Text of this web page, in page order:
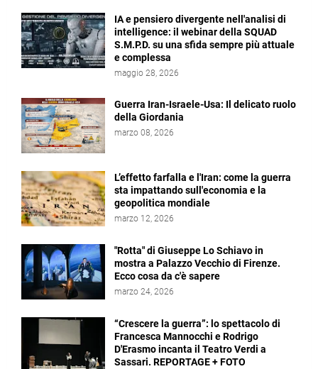
IA e pensiero divergente nell'analisi di
intelligence: il webinar della SQUAD
S.M.P.D. su una sfida sempre più attuale
e complessa
maggio 28, 2026
Guerra Iran-Israele-Usa: Il delicato ruolo
della Giordania
marzo 08, 2026
L’effetto farfalla e l'Iran: come la guerra
sta impattando sull'economia e la
geopolitica mondiale
marzo 12, 2026
"Rotta" di Giuseppe Lo Schiavo in
mostra a Palazzo Vecchio di Firenze.
Ecco cosa da c'è sapere
marzo 24, 2026
“Crescere la guerra”: lo spettacolo di
Francesca Mannocchi e Rodrigo
D'Erasmo incanta il Teatro Verdi a
Sassari. REPORTAGE + FOTO